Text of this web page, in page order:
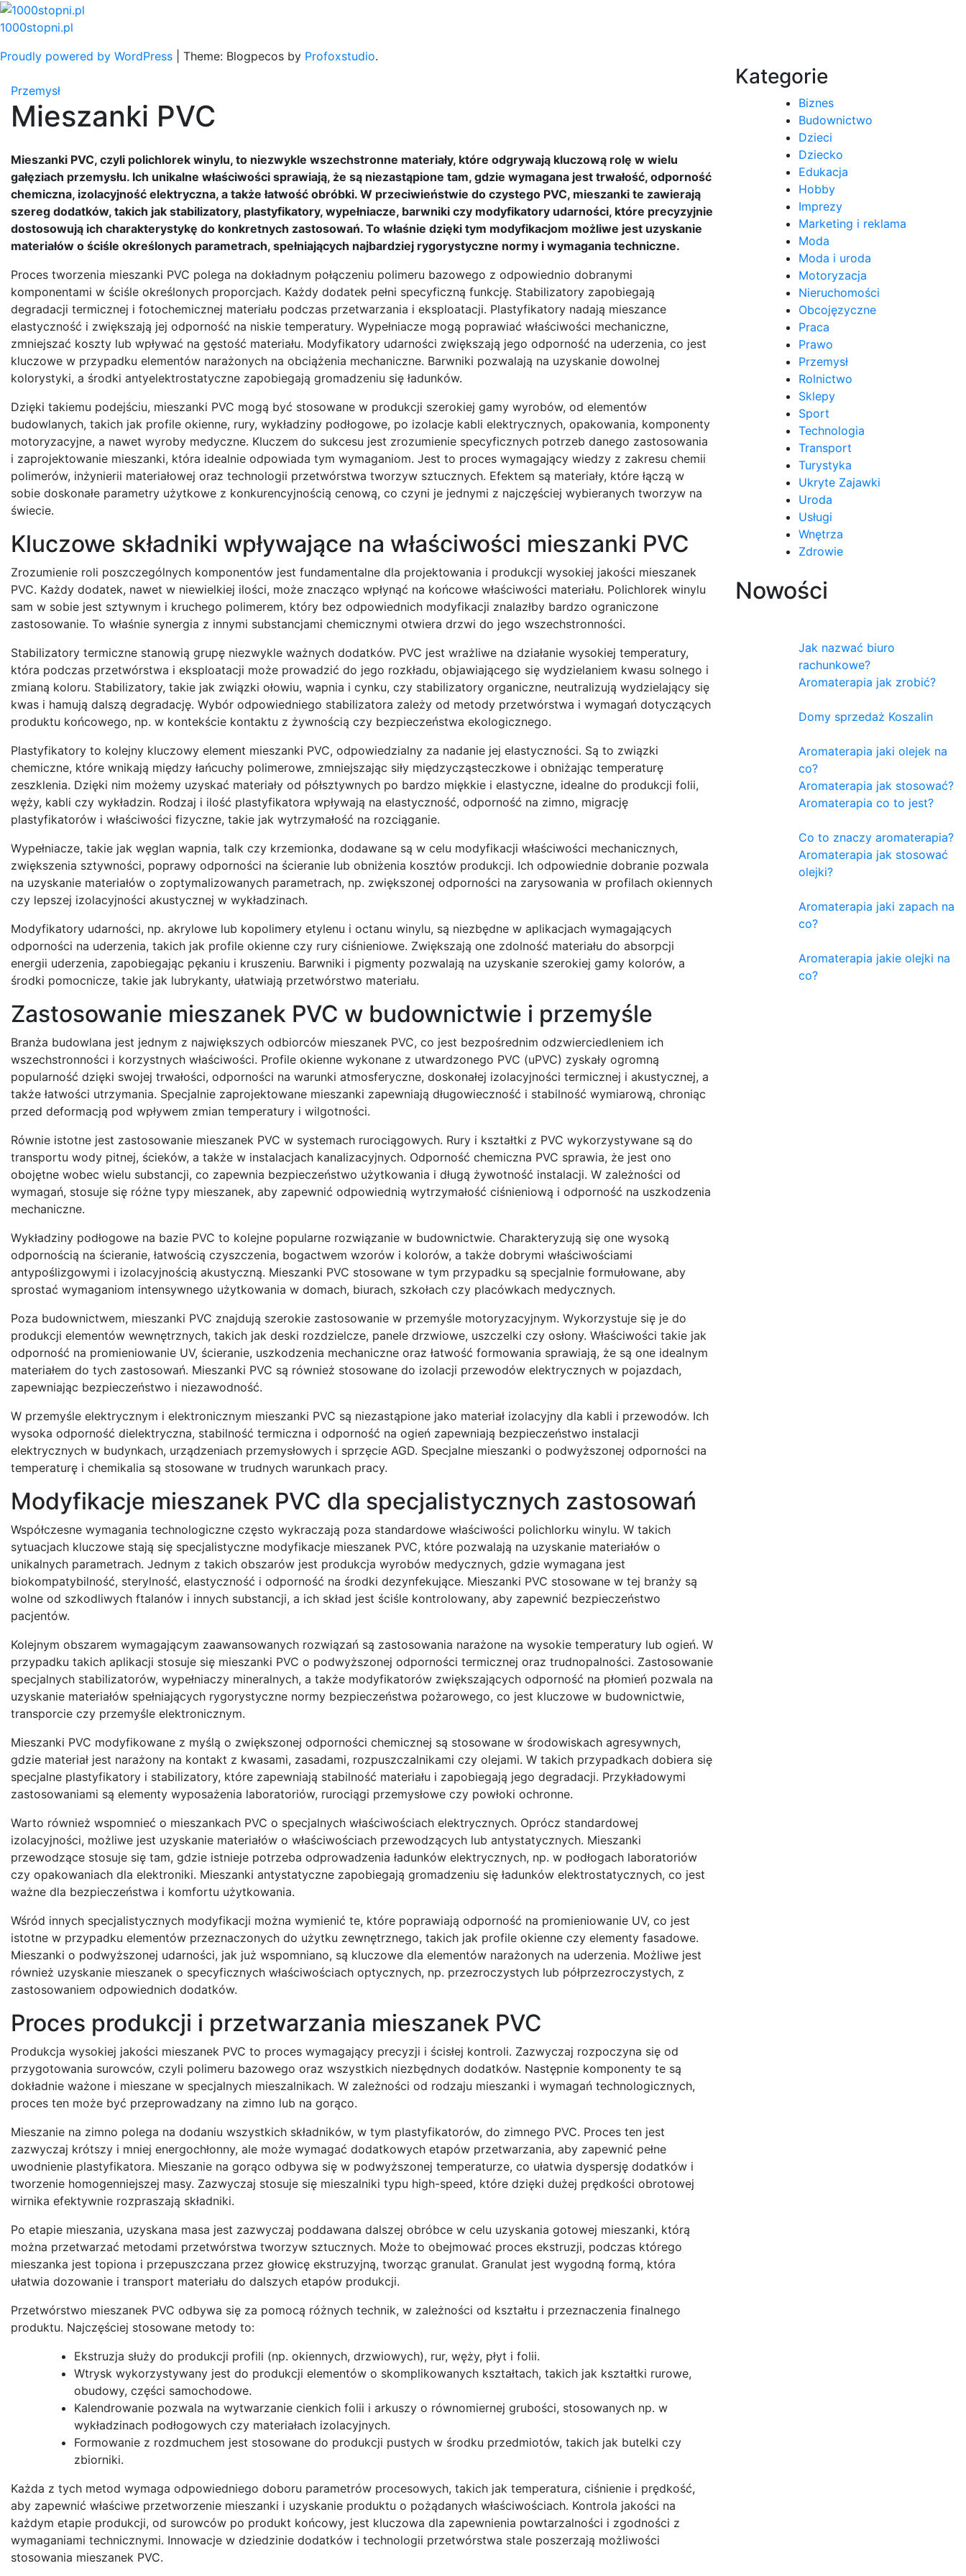
Skip
to
1000stopni.pl
Proudly powered by WordPress
Theme: Blogpecos by Profoxstudio.
Przemysł
Mieszanki PVC
Mieszanki PVC, czyli polichlorek winylu, to niezwykle wszechstronne materiały, które odgrywają kluczową rolę w wielu
gałęziach przemysłu. Ich unikalne właściwości sprawiają, że są niezastąpione tam, gdzie wymagana jest trwałość, odporność
chemiczna, izolacyjność elektryczna, a także łatwość obróbki. W przeciwieństwie do czystego PVC, mieszanki te zawierają
szereg dodatków, takich jak stabilizatory, plastyfikatory, wypełniacze, barwniki czy modyfikatory udarności, które precyzyjnie
dostosowują ich charakterystykę do konkretnych zastosowań. To właśnie dzięki tym modyfikacjom możliwe jest uzyskanie
materiałów o ściśle określonych parametrach, spełniających najbardziej rygorystyczne normy i wymagania techniczne.
Proces tworzenia mieszanki PVC polega na dokładnym połączeniu polimeru bazowego z odpowiednio dobranymi
komponentami w ściśle określonych proporcjach. Każdy dodatek pełni specyficzną funkcję. Stabilizatory zapobiegają
degradacji termicznej i fotochemicznej materiału podczas przetwarzania i eksploatacji. Plastyfikatory nadają mieszance
elastyczność i zwiększają jej odporność na niskie temperatury. Wypełniacze mogą poprawiać właściwości mechaniczne,
zmniejszać koszty lub wpływać na gęstość materiału. Modyfikatory udarności zwiększają jego odporność na uderzenia, co jest
kluczowe w przypadku elementów narażonych na obciążenia mechaniczne. Barwniki pozwalają na uzyskanie dowolnej
kolorystyki, a środki antyelektrostatyczne zapobiegają gromadzeniu się ładunków.
Dzięki takiemu podejściu, mieszanki PVC mogą być stosowane w produkcji szerokiej gamy wyrobów, od elementów
budowlanych, takich jak profile okienne, rury, wykładziny podłogowe, po izolacje kabli elektrycznych, opakowania, komponenty
motoryzacyjne, a nawet wyroby medyczne. Kluczem do sukcesu jest zrozumienie specyficznych potrzeb danego zastosowania
i zaprojektowanie mieszanki, która idealnie odpowiada tym wymaganiom. Jest to proces wymagający wiedzy z zakresu chemii
polimerów, inżynierii materiałowej oraz technologii przetwórstwa tworzyw sztucznych. Efektem są materiały, które łączą w
sobie doskonałe parametry użytkowe z konkurencyjnością cenową, co czyni je jednymi z najczęściej wybieranych tworzyw na
świecie.
Kluczowe składniki wpływające na właściwości mieszanki PVC
Zrozumienie roli poszczególnych komponentów jest fundamentalne dla projektowania i produkcji wysokiej jakości mieszanek
PVC. Każdy dodatek, nawet w niewielkiej ilości, może znacząco wpłynąć na końcowe właściwości materiału. Polichlorek winylu
sam w sobie jest sztywnym i kruchego polimerem, który bez odpowiednich modyfikacji znalazłby bardzo ograniczone
zastosowanie. To właśnie synergia z innymi substancjami chemicznymi otwiera drzwi do jego wszechstronności.
Stabilizatory termiczne stanowią grupę niezwykle ważnych dodatków. PVC jest wrażliwe na działanie wysokiej temperatury,
która podczas przetwórstwa i eksploatacji może prowadzić do jego rozkładu, objawiającego się wydzielaniem kwasu solnego i
zmianą koloru. Stabilizatory, takie jak związki ołowiu, wapnia i cynku, czy stabilizatory organiczne, neutralizują wydzielający się
kwas i hamują dalszą degradację. Wybór odpowiedniego stabilizatora zależy od metody przetwórstwa i wymagań dotyczących
produktu końcowego, np. w kontekście kontaktu z żywnością czy bezpieczeństwa ekologicznego.
Plastyfikatory to kolejny kluczowy element mieszanki PVC, odpowiedzialny za nadanie jej elastyczności. Są to związki
chemiczne, które wnikają między łańcuchy polimerowe, zmniejszając siły międzycząsteczkowe i obniżając temperaturę
zeszklenia. Dzięki nim możemy uzyskać materiały od półsztywnych po bardzo miękkie i elastyczne, idealne do produkcji folii,
węży, kabli czy wykładzin. Rodzaj i ilość plastyfikatora wpływają na elastyczność, odporność na zimno, migrację
plastyfikatorów i właściwości fizyczne, takie jak wytrzymałość na rozciąganie.
Wypełniacze, takie jak węglan wapnia, talk czy krzemionka, dodawane są w celu modyfikacji właściwości mechanicznych,
zwiększenia sztywności, poprawy odporności na ścieranie lub obniżenia kosztów produkcji. Ich odpowiednie dobranie pozwala
na uzyskanie materiałów o zoptymalizowanych parametrach, np. zwiększonej odporności na zarysowania w profilach okiennych
czy lepszej izolacyjności akustycznej w wykładzinach.
Modyfikatory udarności, np. akrylowe lub kopolimery etylenu i octanu winylu, są niezbędne w aplikacjach wymagających
odporności na uderzenia, takich jak profile okienne czy rury ciśnieniowe. Zwiększają one zdolność materiału do absorpcji
energii uderzenia, zapobiegając pękaniu i kruszeniu. Barwniki i pigmenty pozwalają na uzyskanie szerokiej gamy kolorów, a
środki pomocnicze, takie jak lubrykanty, ułatwiają przetwórstwo materiału.
Zastosowanie mieszanek PVC w budownictwie i przemyśle
Branża budowlana jest jednym z największych odbiorców mieszanek PVC, co jest bezpośrednim odzwierciedleniem ich
wszechstronności i korzystnych właściwości. Profile okienne wykonane z utwardzonego PVC (uPVC) zyskały ogromną
popularność dzięki swojej trwałości, odporności na warunki atmosferyczne, doskonałej izolacyjności termicznej i akustycznej, a
także łatwości utrzymania. Specjalnie zaprojektowane mieszanki zapewniają długowieczność i stabilność wymiarową, chroniąc
przed deformacją pod wpływem zmian temperatury i wilgotności.
Równie istotne jest zastosowanie mieszanek PVC w systemach rurociągowych. Rury i kształtki z PVC wykorzystywane są do
transportu wody pitnej, ścieków, a także w instalacjach kanalizacyjnych. Odporność chemiczna PVC sprawia, że jest ono
obojętne wobec wielu substancji, co zapewnia bezpieczeństwo użytkowania i długą żywotność instalacji. W zależności od
wymagań, stosuje się różne typy mieszanek, aby zapewnić odpowiednią wytrzymałość ciśnieniową i odporność na uszkodzenia
mechaniczne.
Wykładziny podłogowe na bazie PVC to kolejne popularne rozwiązanie w budownictwie. Charakteryzują się one wysoką
odpornością na ścieranie, łatwością czyszczenia, bogactwem wzorów i kolorów, a także dobrymi właściwościami
antypoślizgowymi i izolacyjnością akustyczną. Mieszanki PVC stosowane w tym przypadku są specjalnie formułowane, aby
sprostać wymaganiom intensywnego użytkowania w domach, biurach, szkołach czy placówkach medycznych.
Poza budownictwem, mieszanki PVC znajdują szerokie zastosowanie w przemyśle motoryzacyjnym. Wykorzystuje się je do
produkcji elementów wewnętrznych, takich jak deski rozdzielcze, panele drzwiowe, uszczelki czy osłony. Właściwości takie jak
odporność na promieniowanie UV, ścieranie, uszkodzenia mechaniczne oraz łatwość formowania sprawiają, że są one idealnym
materiałem do tych zastosowań. Mieszanki PVC są również stosowane do izolacji przewodów elektrycznych w pojazdach,
zapewniając bezpieczeństwo i niezawodność.
W przemyśle elektrycznym i elektronicznym mieszanki PVC są niezastąpione jako materiał izolacyjny dla kabli i przewodów. Ich
wysoka odporność dielektryczna, stabilność termiczna i odporność na ogień zapewniają bezpieczeństwo instalacji
elektrycznych w budynkach, urządzeniach przemysłowych i sprzęcie AGD. Specjalne mieszanki o podwyższonej odporności na
temperaturę i chemikalia są stosowane w trudnych warunkach pracy.
Modyfikacje mieszanek PVC dla specjalistycznych zastosowań
Współczesne wymagania technologiczne często wykraczają poza standardowe właściwości polichlorku winylu. W takich
sytuacjach kluczowe stają się specjalistyczne modyfikacje mieszanek PVC, które pozwalają na uzyskanie materiałów o
unikalnych parametrach. Jednym z takich obszarów jest produkcja wyrobów medycznych, gdzie wymagana jest
biokompatybilność, sterylność, elastyczność i odporność na środki dezynfekujące. Mieszanki PVC stosowane w tej branży są
wolne od szkodliwych ftalanów i innych substancji, a ich skład jest ściśle kontrolowany, aby zapewnić bezpieczeństwo
pacjentów.
Kolejnym obszarem wymagającym zaawansowanych rozwiązań są zastosowania narażone na wysokie temperatury lub ogień. W
przypadku takich aplikacji stosuje się mieszanki PVC o podwyższonej odporności termicznej oraz trudnopalności. Zastosowanie
specjalnych stabilizatorów, wypełniaczy mineralnych, a także modyfikatorów zwiększających odporność na płomień pozwala na
uzyskanie materiałów spełniających rygorystyczne normy bezpieczeństwa pożarowego, co jest kluczowe w budownictwie,
transporcie czy przemyśle elektronicznym.
Mieszanki PVC modyfikowane z myślą o zwiększonej odporności chemicznej są stosowane w środowiskach agresywnych,
gdzie materiał jest narażony na kontakt z kwasami, zasadami, rozpuszczalnikami czy olejami. W takich przypadkach dobiera się
specjalne plastyfikatory i stabilizatory, które zapewniają stabilność materiału i zapobiegają jego degradacji. Przykładowymi
zastosowaniami są elementy wyposażenia laboratoriów, rurociągi przemysłowe czy powłoki ochronne.
Warto również wspomnieć o mieszankach PVC o specjalnych właściwościach elektrycznych. Oprócz standardowej
izolacyjności, możliwe jest uzyskanie materiałów o właściwościach przewodzących lub antystatycznych. Mieszanki
przewodzące stosuje się tam, gdzie istnieje potrzeba odprowadzenia ładunków elektrycznych, np. w podłogach laboratoriów
czy opakowaniach dla elektroniki. Mieszanki antystatyczne zapobiegają gromadzeniu się ładunków elektrostatycznych, co jest
ważne dla bezpieczeństwa i komfortu użytkowania.
Wśród innych specjalistycznych modyfikacji można wymienić te, które poprawiają odporność na promieniowanie UV, co jest
istotne w przypadku elementów przeznaczonych do użytku zewnętrznego, takich jak profile okienne czy elementy fasadowe.
Mieszanki o podwyższonej udarności, jak już wspomniano, są kluczowe dla elementów narażonych na uderzenia. Możliwe jest
również uzyskanie mieszanek o specyficznych właściwościach optycznych, np. przezroczystych lub półprzezroczystych, z
zastosowaniem odpowiednich dodatków.
Proces produkcji i przetwarzania mieszanek PVC
Produkcja wysokiej jakości mieszanek PVC to proces wymagający precyzji i ścisłej kontroli. Zazwyczaj rozpoczyna się od
przygotowania surowców, czyli polimeru bazowego oraz wszystkich niezbędnych dodatków. Następnie komponenty te są
dokładnie ważone i mieszane w specjalnych mieszalnikach. W zależności od rodzaju mieszanki i wymagań technologicznych,
proces ten może być przeprowadzany na zimno lub na gorąco.
Mieszanie na zimno polega na dodaniu wszystkich składników, w tym plastyfikatorów, do zimnego PVC. Proces ten jest
zazwyczaj krótszy i mniej energochłonny, ale może wymagać dodatkowych etapów przetwarzania, aby zapewnić pełne
uwodnienie plastyfikatora. Mieszanie na gorąco odbywa się w podwyższonej temperaturze, co ułatwia dyspersję dodatków i
tworzenie homogenniejszej masy. Zazwyczaj stosuje się mieszalniki typu high-speed, które dzięki dużej prędkości obrotowej
wirnika efektywnie rozpraszają składniki.
Po etapie mieszania, uzyskana masa jest zazwyczaj poddawana dalszej obróbce w celu uzyskania gotowej mieszanki, którą
można przetwarzać metodami przetwórstwa tworzyw sztucznych. Może to obejmować proces ekstruzji, podczas którego
mieszanka jest topiona i przepuszczana przez głowicę ekstruzyjną, tworząc granulat. Granulat jest wygodną formą, która
ułatwia dozowanie i transport materiału do dalszych etapów produkcji.
Przetwórstwo mieszanek PVC odbywa się za pomocą różnych technik, w zależności od kształtu i przeznaczenia finalnego
produktu. Najczęściej stosowane metody to:
Ekstruzja służy do produkcji profili (np. okiennych, drzwiowych), rur, węży, płyt i folii.
Wtrysk wykorzystywany jest do produkcji elementów o skomplikowanych kształtach, takich jak kształtki rurowe,
obudowy, części samochodowe.
Kalendrowanie pozwala na wytwarzanie cienkich folii i arkuszy o równomiernej grubości, stosowanych np. w
wykładzinach podłogowych czy materiałach izolacyjnych.
Formowanie z rozdmuchem jest stosowane do produkcji pustych w środku przedmiotów, takich jak butelki czy
zbiorniki.
Każda z tych metod wymaga odpowiedniego doboru parametrów procesowych, takich jak temperatura, ciśnienie i prędkość,
aby zapewnić właściwe przetworzenie mieszanki i uzyskanie produktu o pożądanych właściwościach. Kontrola jakości na
każdym etapie produkcji, od surowców po produkt końcowy, jest kluczowa dla zapewnienia powtarzalności i zgodności z
wymaganiami technicznymi. Innowacje w dziedzinie dodatków i technologii przetwórstwa stale poszerzają możliwości
stosowania mieszanek PVC.
Kategorie
Biznes
Budownictwo
Dzieci
Dziecko
Edukacja
Hobby
Imprezy
Marketing i reklama
Moda
Moda i uroda
Motoryzacja
Nieruchomości
Obcojęzyczne
Praca
Prawo
Przemysł
Rolnictwo
Sklepy
Sport
Technologia
Transport
Turystyka
Ukryte Zajawki
Uroda
Usługi
Wnętrza
Zdrowie
Nowości
Jak nazwać biuro
rachunkowe?
Aromaterapia jak zrobić?
Domy sprzedaż Koszalin
Aromaterapia jaki olejek na
co?
Aromaterapia jak stosować?
Aromaterapia co to jest?
Co to znaczy aromaterapia?
Aromaterapia jak stosować
olejki?
Aromaterapia jaki zapach na
co?
Aromaterapia jakie olejki na
co?